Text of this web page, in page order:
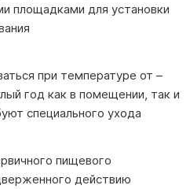
площадками для установки
при температуре от –
год как в помещении, так и
специального ухода
пищевого
действию